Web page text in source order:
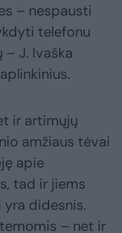
– nespausti
telefonu
J. Ivaška
ir artimųjų
amžiaus tėvai
apie
tad ir jiems
didesnis.
– net ir